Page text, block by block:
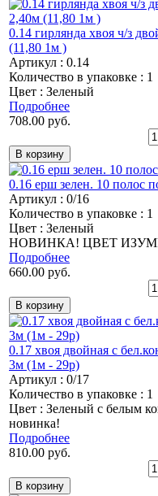
0.14 гирлянда хвоя ч/з
(11,80 1м )
Артикул : 0.14
Количество в упаковке : 1
Цвет : Зеленый
Подробнее
708.00 руб.
0.16 ерш зелен. 10 полос
Артикул : 0/16
Количество в упаковке : 1
Цвет : Зеленый
НОВИНКА! ЦВЕТ
Подробнее
660.00 руб.
0.17 хвоя двойная с
3м (1м - 29р)
Артикул : 0/17
Количество в упаковке : 1
Цвет : Зеленый с белым
новинка!
Подробнее
810.00 руб.